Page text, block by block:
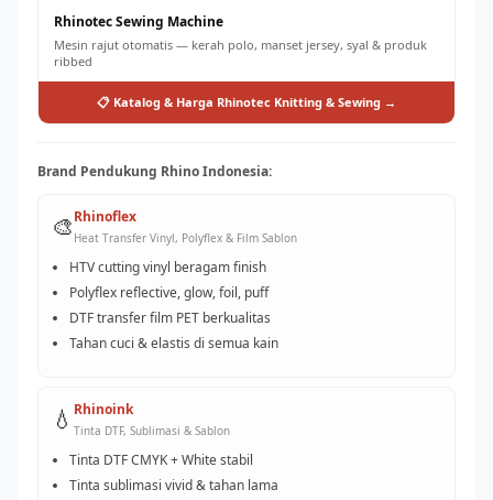
Rhinotec Sewing Machine
Mesin rajut otomatis — kerah polo, manset jersey, syal & produk
ribbed
📋 Katalog & Harga Rhinotec Knitting & Sewing →
Brand Pendukung Rhino Indonesia:
🎨Rhinoflex
Heat Transfer Vinyl, Polyflex & Film Sablon
HTV cutting vinyl beragam finish
Polyflex reflective, glow, foil, puff
DTF transfer film PET berkualitas
Tahan cuci & elastis di semua kain
💧 Rhinoink
Tinta DTF, Sublimasi & Sablon
Tinta DTF CMYK + White stabil
Tinta sublimasi vivid & tahan lama